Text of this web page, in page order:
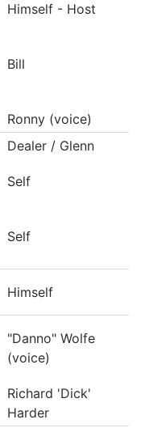
Himself - Host
Bill
Ronny (voice)
Dealer / Glenn
Self
Self
Himself
"Danno" Wolfe
(voice)
Richard 'Dick'
Harder